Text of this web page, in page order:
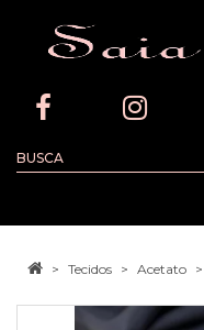
Tecidos Acetato